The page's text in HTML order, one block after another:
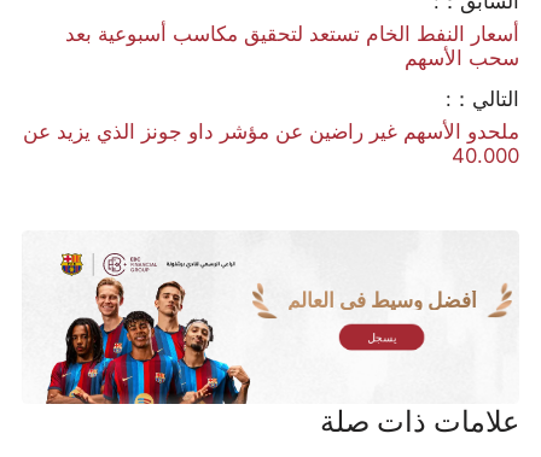
أسعار النفط الخام تستعد لتحقيق مكاسب أسبوعية بعد
سحب الأسهم
التالي：:
ملحدو الأسهم غير راضين عن مؤشر داو جونز الذي يزيد عن
40.000
أفضل وسيط في العالم
يسجل
علامات ذات صلة